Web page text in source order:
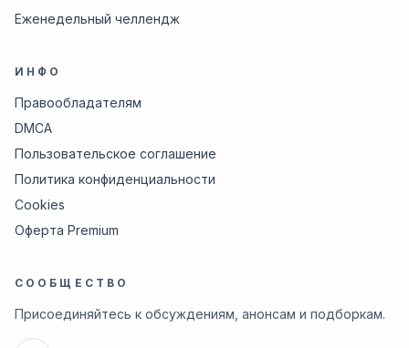
Еженедельный челлендж
ИНФО
Правообладателям
DMCA
Пользовательское соглашение
Политика конфиденциальности
Cookies
Оферта Premium
СООБЩЕСТВО
Присоединяйтесь к обсуждениям, анонсам и подборкам.